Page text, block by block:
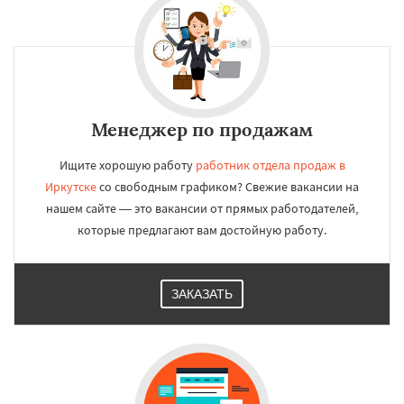
Менеджер по продажам
Ищите хорошую работу работник отдела продаж в
Иркутскесо свободным графиком? Свежие вакансии на
нашем сайте — это вакансии от прямых работодателей,
которые предлагают вам достойную работу.
ЗАКАЗАТЬ